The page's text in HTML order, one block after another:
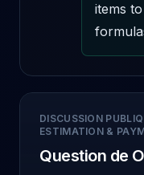
items
DISCUSSION
ESTIMATION &
Question de